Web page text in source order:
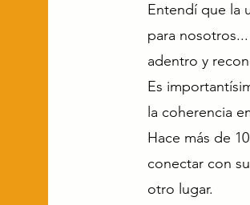
Entendí que la
para
adentro y
Es
la coherencia
Hace más de
conectar con
otro lugar.